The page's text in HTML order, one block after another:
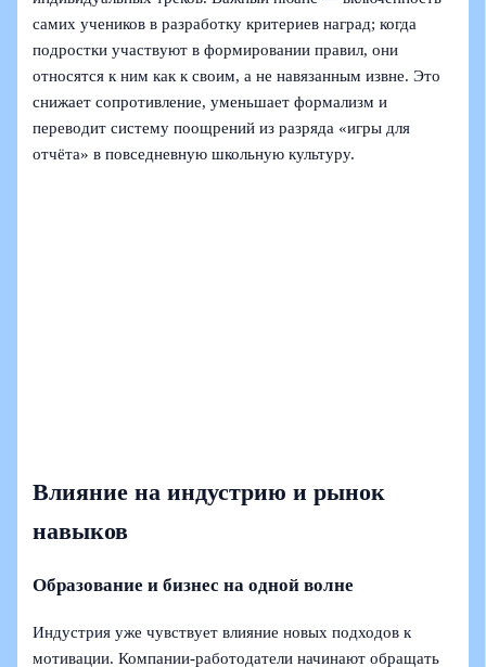
самих учеников в разработку критериев наград; когда
подростки участвуют в формировании правил, они
относятся к ним как к своим, а не навязанным извне. Это
снижает сопротивление, уменьшает формализм и
переводит систему поощрений из разряда «игры для
отчёта» в повседневную школьную культуру.
Влияние на индустрию и рынок
навыков
Образование и бизнес на одной волне
Индустрия уже чувствует влияние новых подходов к
мотивации. Компании‑работодатели начинают обращать